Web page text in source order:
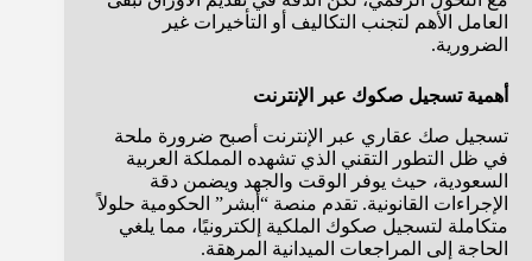
العامل الأهم لتجنب التكاليف أو التأخيرات غير
الضرورية.
أهمية تسجيل صكوك عبر الإنترنت
تسجيل صك عقاري عبر الإنترنت أصبح ضرورة ملحة
في ظل التطور التقني الذي تشهده المملكة العربية
السعودية، حيث يوفر الوقت والجهد ويضمن دقة
الإجراءات القانونية. تقدم منصة “أبشر” الحكومية حلولاً
متكاملة لتسجيل صكوك الملكية إلكترونيًا، مما يلغي
الحاجة إلى المراجعات الميدانية المرهقة.